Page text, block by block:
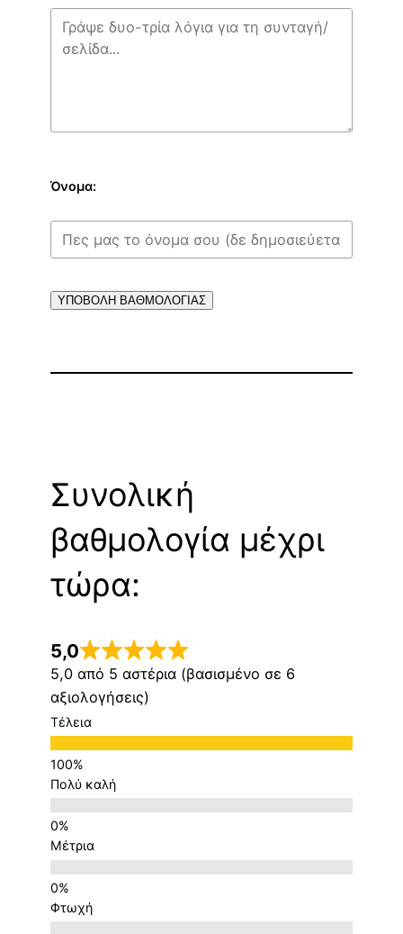
Όνομα:
ΥΠΟΒΟΛΗ ΒΑΘΜΟΛΟΓΙΑΣ
Συνολική
βαθμολογία μέχρι
τώρα:
5,0
5,0 από 5 αστέρια (βασισμένο σε 6
αξιολογήσεις)
Τέλεια
Πολύ καλή
Μέτρια
Φτωχή